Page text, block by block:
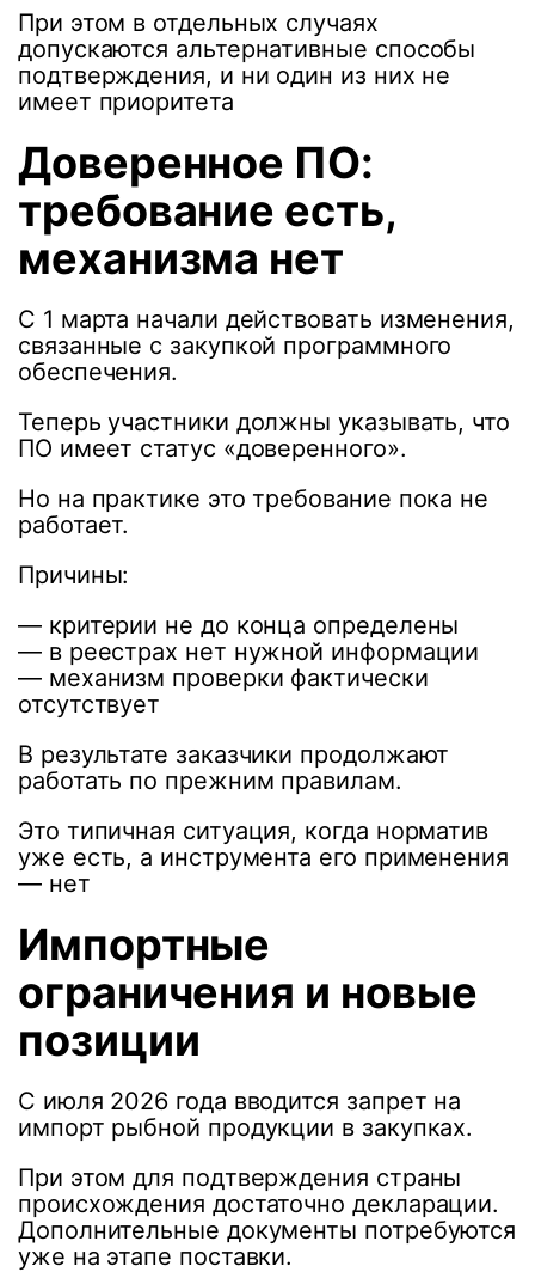
При этом в отдельных случаях
допускаются альтернативные способы
подтверждения, и ни один из них не
имеет приоритета
Доверенное ПО:
требование есть,
механизма нет
С 1 марта начали действовать изменения,
связанные с закупкой программного
обеспечения.
Теперь участники должны указывать, что
ПО имеет статус «доверенного».
Но на практике это требование пока не
работает.
Причины:
— критерии не до конца определены
— в реестрах нет нужной информации
— механизм проверки фактически
отсутствует
В результате заказчики продолжают
работать по прежним правилам.
Это типичная ситуация, когда норматив
уже есть, а инструмента его применения
— нет
Импортные
ограничения и новые
позиции
С июля 2026 года вводится запрет на
импорт рыбной продукции в закупках.
При этом для подтверждения страны
происхождения достаточно декларации.
Дополнительные документы потребуются
уже на этапе поставки.